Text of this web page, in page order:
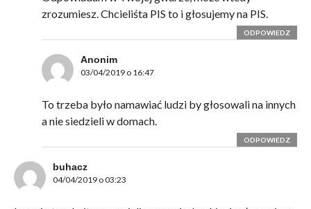
zrozumiesz. Chcieliśta PIS to i głosujemy na PIS.
ODPOWIEDZ
Anonim
03/04/2019 o 16:47
To trzeba było namawiać ludzi by głosowali na innych
a nie siedzieli w domach.
ODPOWIEDZ
buhacz
04/04/2019 o 03:23